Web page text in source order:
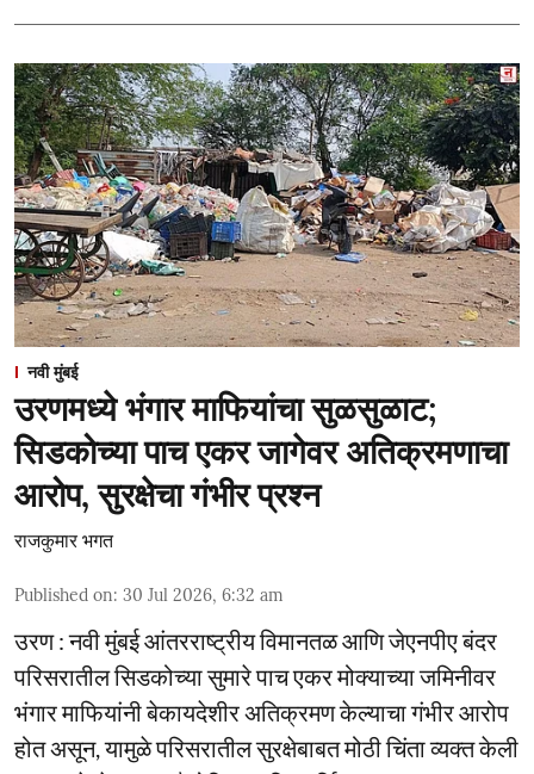
नवी मुंबई
उरणमध्ये भंगार माफियांचा सुळसुळाट;
सिडकोच्या पाच एकर जागेवर अतिक्रमणाचा
आरोप, सुरक्षेचा गंभीर प्रश्न
राजकुमार भगत
Published on: 30 Jul 2026, 6:32 am
उरण : नवी मुंबई आंतरराष्ट्रीय विमानतळ आणि जेएनपीए बंदर
परिसरातील सिडकोच्या सुमारे पाच एकर मोक्याच्या जमिनीवर
भंगार माफियांनी बेकायदेशीर अतिक्रमण केल्याचा गंभीर आरोप
होत असून, यामुळे परिसरातील सुरक्षेबाबत मोठी चिंता व्यक्त केली